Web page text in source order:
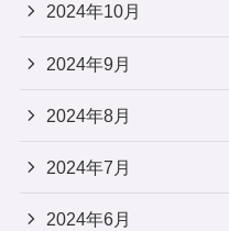
2024年10月
2024年9月
2024年8月
2024年7月
2024年6月